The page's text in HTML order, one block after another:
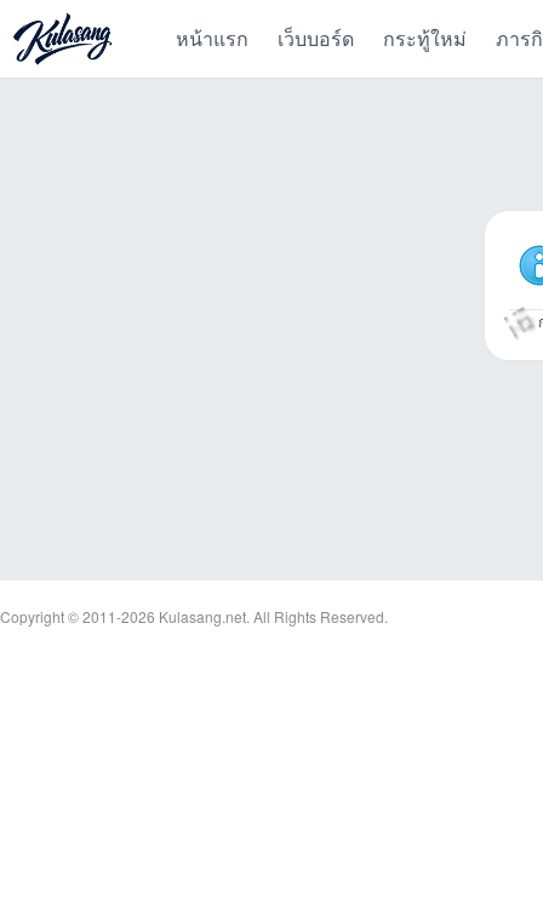
หน้าแรก เว็บบอร์ด กระทู้ใหม่ ภาร
Copyright © 2011-2026 Kulasang.net. All Rights Reserved.